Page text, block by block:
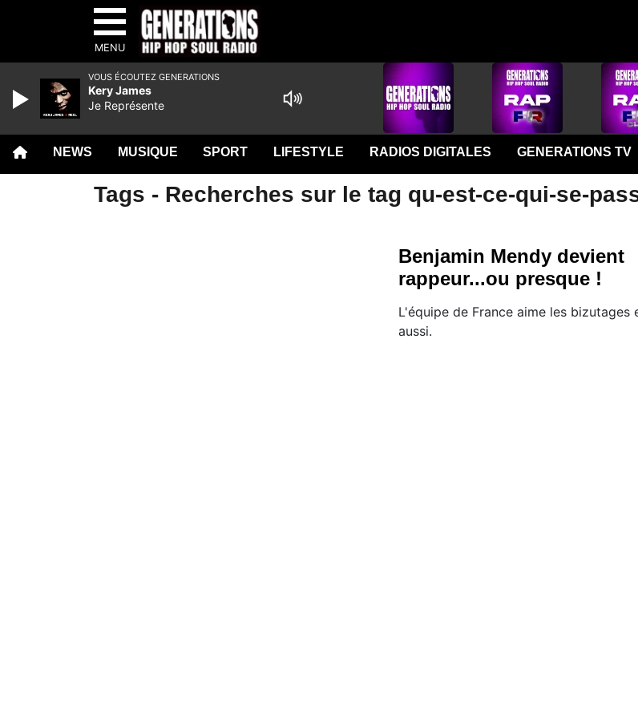
MENU
NEWS MUSIQUE SPORT LIFESTYLE RADIOS DIGITALES GENERATIONS TV
Tags - Recherches sur le tag qu-est-ce-qui-se-
Benjamin Mendy devient
rappeur...ou presque !
L'équipe de France aime les bizutages
aussi.
VOUS ÉCOUTEZ GENERATIONS
Kery James
Je Représente